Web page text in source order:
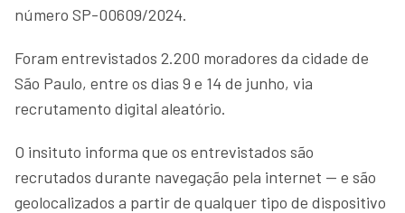
número SP-00609/2024.
Foram entrevistados 2.200 moradores da cidade de
São Paulo, entre os dias 9 e 14 de junho, via
recrutamento digital aleatório.
O insituto informa que os entrevistados são
recrutados durante navegação pela internet — e são
geolocalizados a partir de qualquer tipo de dispositivo